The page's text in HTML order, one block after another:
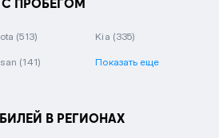
ПРОБЕГОМ
(513) Kia (335)
(141) Показать еще
В РЕГИОНАХ